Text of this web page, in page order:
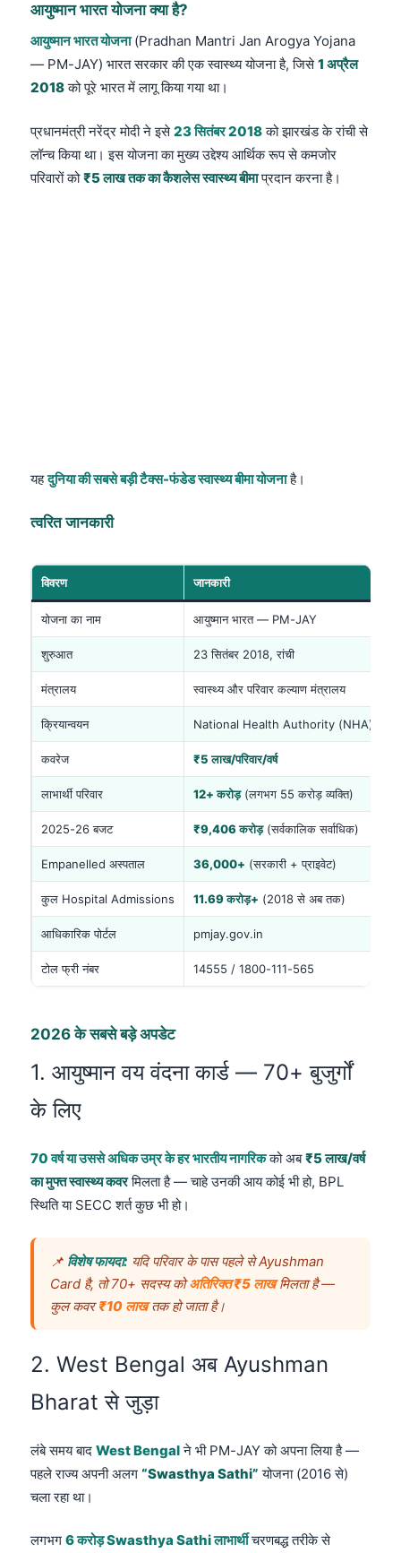
आयुष्मान भारत योजना क्या है?
आयुष्मान भारत योजना(Pradhan Mantri Jan Arogya Yojana
— PM-JAY) भारत सरकार की एक स्वास्थ्य योजना है, जिसे1 अप्रैल
2018को पूरे भारत में लागू किया गया था।
प्रधानमंत्री नरेंद्र मोदी ने इसे23 सितंबर 2018को झारखंड के रांची से
लॉन्च किया था। इस योजना का मुख्य उद्देश्य आर्थिक रूप से कमजोर
परिवारों को₹5 लाख तक का कैशलेस स्वास्थ्य बीमाप्रदान करना है।
यहदुनिया की सबसे बड़ी टैक्स-फंडेड स्वास्थ्य बीमा योजनाहै।
त्वरित जानकारी
विवरण जानकारी
योजना का नाम आयुष्मान भारत — PM-JAY
शुरुआत 23 सितंबर 2018, रांची
मंत्रालय स्वास्थ्य और परिवार कल्याण मंत्रालय
क्रियान्वयन National Health Authority (NHA)
कवरेज ₹5 लाख/परिवार/वर्ष
लाभार्थी परिवार 12+ करोड़(लगभग 55 करोड़ व्यक्ति)
2025-26 बजट ₹9,406 करोड़(सर्वकालिक सर्वाधिक)
Empanelled अस्पताल 36,000+ (सरकारी + प्राइवेट)
कुल Hospital Admissions 11.69 करोड़+ (2018 से अब तक)
आधिकारिक पोर्टल pmjay.gov.in
टोल फ्री नंबर 14555 / 1800-111-565
2026 के सबसे बड़े अपडेट
1. आयुष्मान वय वंदना कार्ड — 70+ बुजुर्गों
के लिए
70 वर्ष या उससे अधिक उम्र के हर भारतीय नागरिकको अब₹5 लाख/वर्ष
का मुफ्त स्वास्थ्य कवरमिलता है — चाहे उनकी आय कोई भी हो, BPL
स्थिति या SECC शर्त कुछ भी हो।
📌 विशेष फायदा: यदि परिवार के पास पहले से Ayushman
Card है, तो 70+ सदस्य कोअतिरिक्त ₹5 लाखमिलता है —
कुल कवर₹10 लाखतक हो जाता है।
2. West Bengal अब Ayushman
Bharat से जुड़ा
लंबे समय बाद West Bengalने भी PM-JAY को अपना लिया है —
पहले राज्य अपनी अलग “Swasthya Sathi” योजना (2016 से)
चला रहा था।
लगभग 6 करोड़ Swasthya Sathi लाभार्थीचरणबद्ध तरीके से